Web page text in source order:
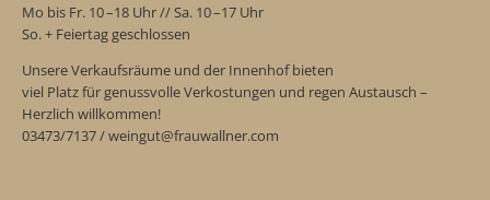
Mo bis Fr. 10 –18 Uhr // Sa. 10 –17 Uhr
So. + Feiertag geschlossen
Unsere Verkaufsräume und der Innenhof bieten
viel Platz für genussvolle Verkostungen und regen Austausch –
Herzlich willkommen!
03473/7137 / weingut@frauwallner.com